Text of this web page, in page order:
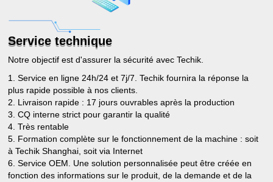
Service technique
Notre objectif est d'assurer la sécurité avec Techik.
1. Service en ligne 24h/24 et 7j/7. Techik fournira la réponse la
plus rapide possible à nos clients.
2. Livraison rapide : 17 jours ouvrables après la production
3. CQ interne strict pour garantir la qualité
4. Très rentable
5. Formation complète sur le fonctionnement de la machine : soit
à Techik Shanghai, soit via Internet
6. Service OEM. Une solution personnalisée peut être créée en
fonction des informations sur le produit, de la demande et de la